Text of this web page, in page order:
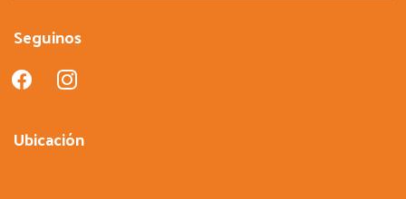
Seguinos
facebookinstagram
Ubicación